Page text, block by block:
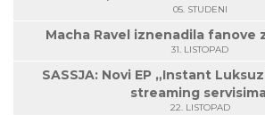
05. STUDENI
Macha Ravel iznenadila fanove
31. LISTOPAD
SASSJA: Novi EP „Instant
streaming
22. LISTOPAD